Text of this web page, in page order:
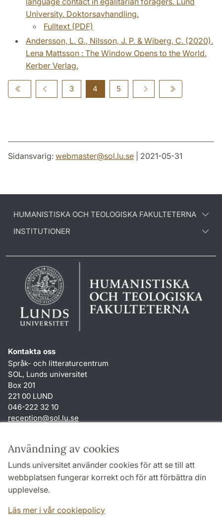
Användning av cookies
Lunds universitet använder cookies för att se till att
webbplatsen fungerar korrekt och för att förbättra din
upplevelse.
Läs mer i vår cookiepolicy
University. Doktorsavhandling.
Fulltext (PDF)
Andersson, L. G., Nilsson, J. P. & Wiberg, C. (2020).
Lena Mattsson : The Window Opens to the World.
Kerber Verlag.
3 4 5
Sidansvarig: webmaster@sol.lu.se | 2021-05-31
HUMANISTISKA OCH TEOLOGISKA FAKULTETERNA
INSTITUTIONER
Kontakta oss
Språk- och litteraturcentrum
SOL, Lunds universitet
Box 201
221 00 LUND
046-222 32 10
reception@sol.lu.se
Genvägar
Om webbplatsen och cookies
Behandling av personuppgifter
Tillgänglighetsredogörelse